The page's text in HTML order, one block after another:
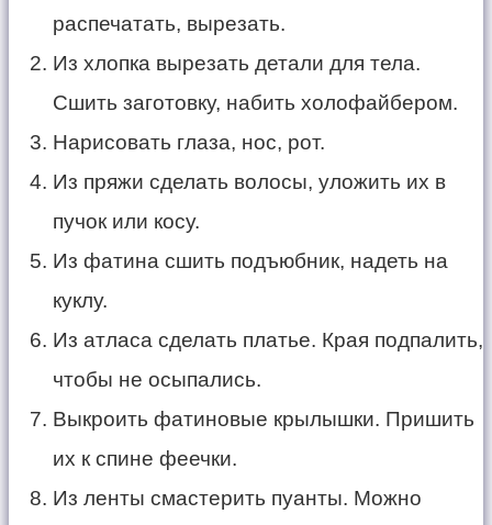
распечатать, вырезать.
Из хлопка вырезать детали для тела.
Сшить заготовку, набить холофайбером.
Нарисовать глаза, нос, рот.
Из пряжи сделать волосы, уложить их в
пучок или косу.
Из фатина сшить подъюбник, надеть на
куклу.
Из атласа сделать платье. Края подпалить,
чтобы не осыпались.
Выкроить фатиновые крылышки. Пришить
их к спине феечки.
Из ленты смастерить пуанты. Можно